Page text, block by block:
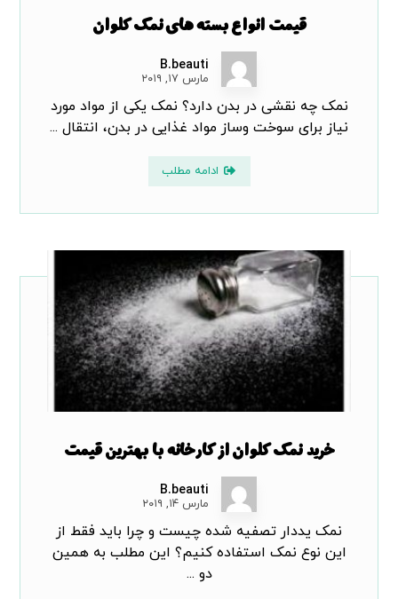
قیمت انواع بسته های نمک کلوان
B.beauti
مارس ۱۷, ۲۰۱۹
نمک چه نقشی در بدن دارد؟ نمک یکی از مواد مورد
نیاز برای سوخت وساز مواد غذایی در بدن، انتقال ...
ادامه مطلب
خرید نمک کلوان از کارخانه با بهترین قیمت
B.beauti
مارس ۱۴, ۲۰۱۹
نمک یددار تصفیه شده چیست و چرا باید فقط از
این نوع نمک استفاده کنیم؟ این مطلب به همین
دو ...